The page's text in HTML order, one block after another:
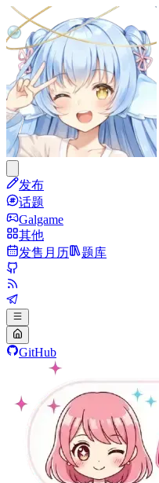
发布
话题
Galgame
其他
发售月历
题库
GitHub